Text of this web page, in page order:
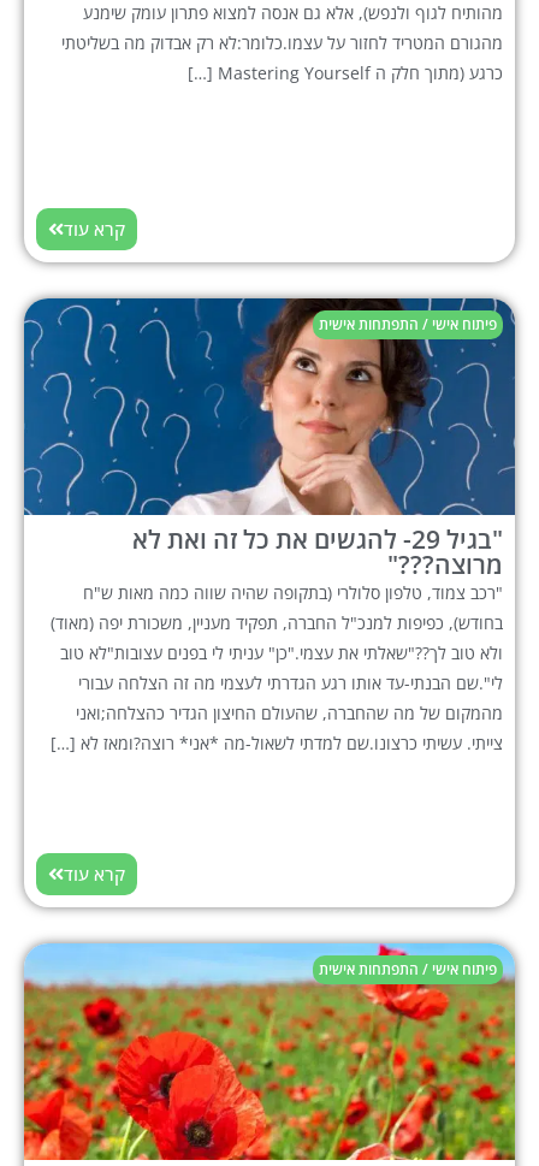
מהותיח לגוף ולנפש), אלא גם אנסה למצוא פתרון עומק שימנע
מהגורם המטריד לחזור על עצמו.כלומר:לא רק אבדוק מה בשליטתי
כרגע (מתוך חלק ה Mastering Yourself […]
קרא עוד
פיתוח אישי / התפתחות אישית
"בגיל 29- להגשים את כל זה ואת לא
מרוצה???"
"רכב צמוד, טלפון סלולרי (בתקופה שהיה שווה כמה מאות ש"ח
בחודש), כפיפות למנכ"ל החברה, תפקיד מעניין, משכורת יפה (מאוד)
ולא טוב לך??"שאלתי את עצמי."כן" עניתי לי בפנים עצובות"לא טוב
לי".שם הבנתי-עד אותו רגע הגדרתי לעצמי מה זה הצלחה עבורי
מהמקום של מה שהחברה, שהעולם החיצון הגדיר כהצלחה;ואני
צייתי. עשיתי כרצונו.שם למדתי לשאול-מה *אני* רוצה?ומאז לא […]
קרא עוד
פיתוח אישי / התפתחות אישית